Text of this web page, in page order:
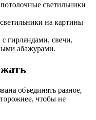
светильники
на картины
гирляндами, свечи,
абажурами.
объединять разное,
чтобы не